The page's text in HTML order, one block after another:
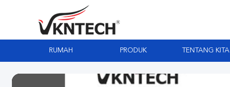
RUMAH PRODUK TENTANG KITA